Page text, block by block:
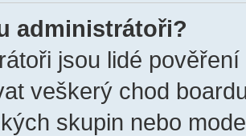
administrátoři?
jsou lidé
veškerý chod
skupin nebo